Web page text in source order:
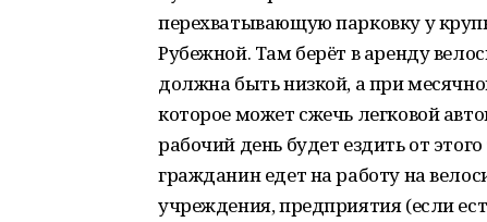
перехватывающую парковку у
Рубежной. Там берёт в аренду
должна быть низкой, а при
которое может сжечь легковой
рабочий день будет ездить от
гражданин едет на работу на
учреждения, предприятия (если